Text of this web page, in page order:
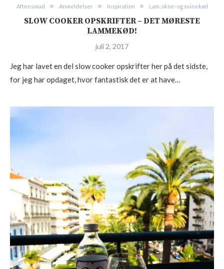
Aftensmad Anmeldelser Inspiration Lam, okse- og svinekød
SLOW COOKER OPSKRIFTER – DET MØRESTE
LAMMEKØD!
juli 2, 2017
Jeg har lavet en del slow cooker opskrifter her på det sidste,
for jeg har opdaget, hvor fantastisk det er at have…